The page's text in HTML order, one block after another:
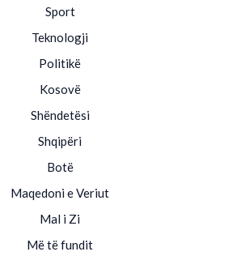
Sport
Teknologji
Politikë
Kosovë
Shëndetësi
Shqipëri
Botë
Maqedoni e Veriut
Mal i Zi
Më të fundit